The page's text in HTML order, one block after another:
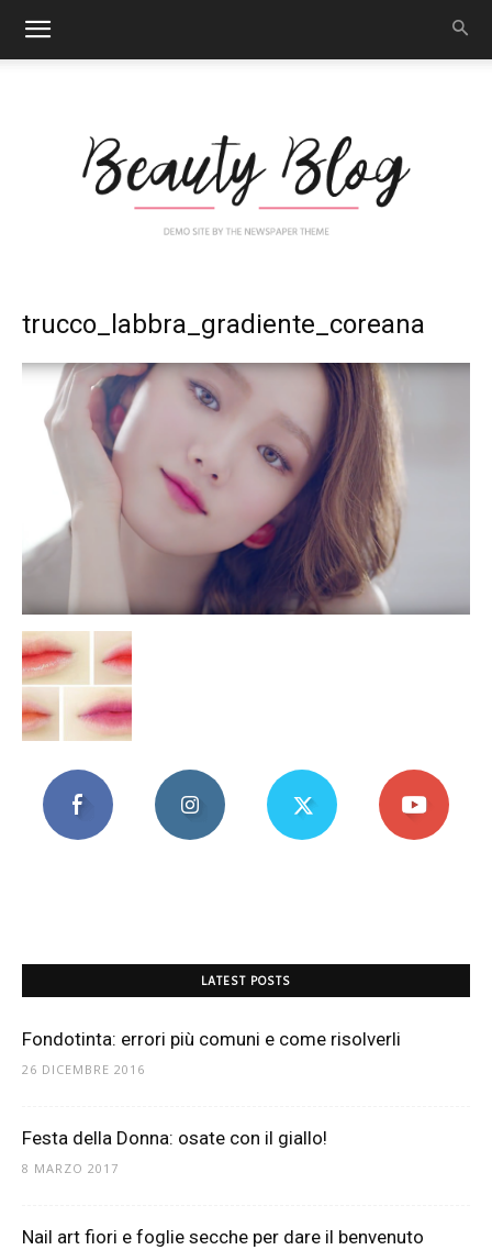
Nail
Mania
trucco_labbra_gradiente_coreana
LATEST POSTS
Fondotinta: errori più comuni e come risolverli
26 DICEMBRE 2016
Festa della Donna: osate con il giallo!
8 MARZO 2017
Nail art fiori e foglie secche per dare il benvenuto